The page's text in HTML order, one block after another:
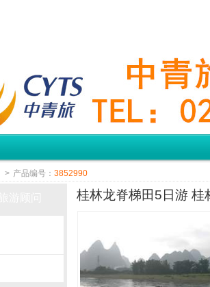
> 产品编号： 3852990
桂林龙脊梯田5日游 桂